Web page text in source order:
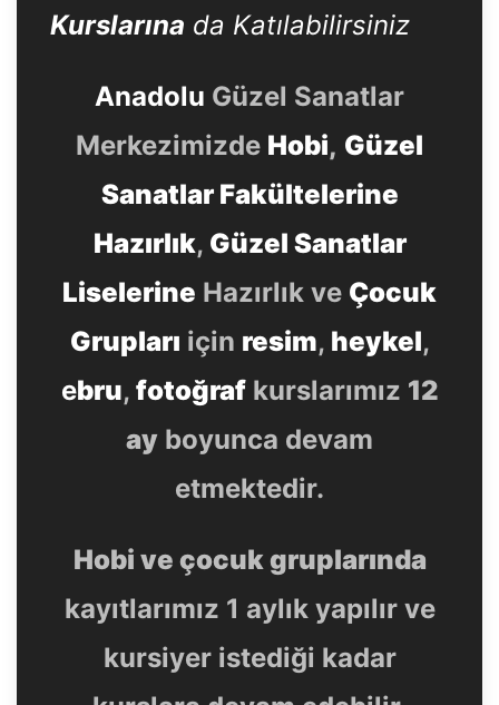
Kurslarına da Katılabilirsiniz
Anadolu Güzel Sanatlar
Merkezimizde Hobi, Güzel
Sanatlar Fakültelerine
Hazırlık, Güzel Sanatlar
Liselerine Hazırlık ve Çocuk
Grupları için resim, heykel,
ebru, fotoğrafkurslarımız 12
ay boyunca devam
etmektedir.
Hobi ve çocuk gruplarında
kayıtlarımız 1 aylık yapılır ve
kursiyer istediği kadar